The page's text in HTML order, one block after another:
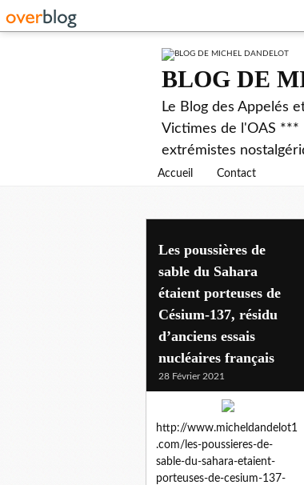
BLOG DE
Le Blog des Appelés
Victimes de l'OAS ***
extrémistes
Accueil Contact
Les poussières de
sable du Sahara
étaient porteuses de
Césium-137, résidu
d’anciens essais
nucléaires français
28 Février 2021
http://www.micheldandelot1
.com/les-poussieres-de-
sable-du-sahara-etaient-
porteuses-de-cesium-137-